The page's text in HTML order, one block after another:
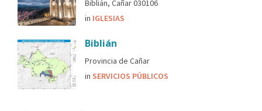
Biblián, Cañar 030106
in IGLESIAS
Biblián
Provincia de Cañar
in SERVICIOS PÚBLICOS